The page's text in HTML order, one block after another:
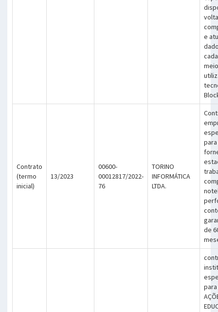
e
Contrato
(termo
inicial)
13/2023
00600-
00012817/2022-
76
TORINO
INFORMÁTICA
LTDA.
para
de
para